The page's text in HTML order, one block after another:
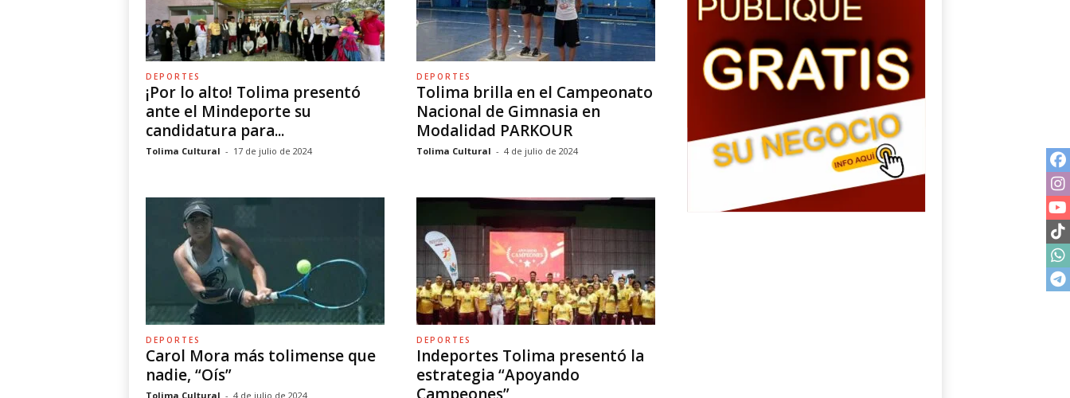
DEPORTES
¡Por lo alto! Tolima presentó
ante el Mindeporte su
candidatura para...
Tolima Cultural - 17 de julio de 2024
DEPORTES
Tolima brilla en el Campeonato
Nacional de Gimnasia en
Modalidad PARKOUR
Tolima Cultural - 4 de julio de 2024
DEPORTES
Carol Mora más tolimense que
nadie, “Oís”
Tolima Cultural - 4 de julio de 2024
DEPORTES
Indeportes Tolima presentó la
estrategia “Apoyando